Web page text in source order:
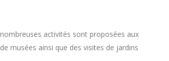
activités sont proposées aux
musées ainsi que des visites de jardins